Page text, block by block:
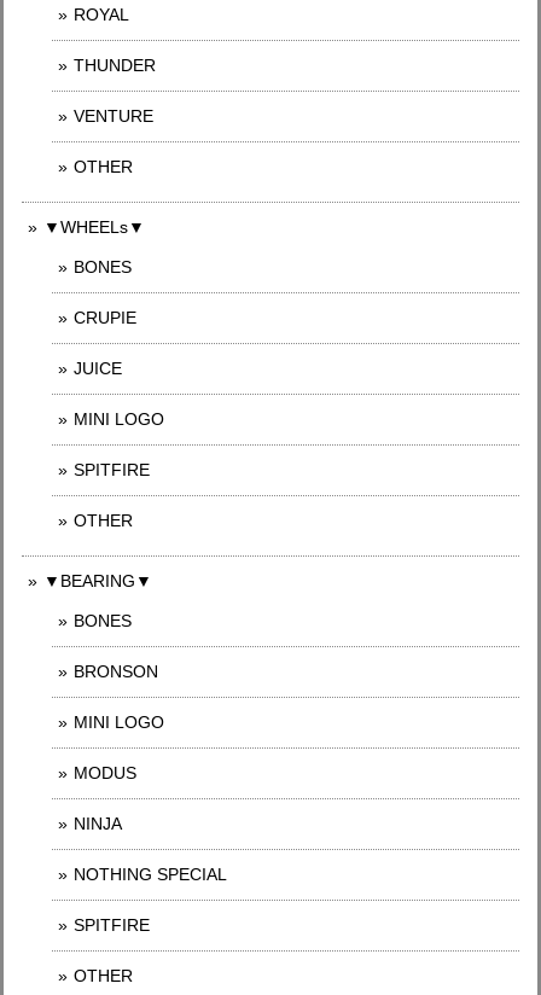
ROYAL
THUNDER
VENTURE
OTHER
▼WHEELs▼
BONES
CRUPIE
JUICE
MINI LOGO
SPITFIRE
OTHER
▼BEARING▼
BONES
BRONSON
MINI LOGO
MODUS
NINJA
NOTHING SPECIAL
SPITFIRE
OTHER